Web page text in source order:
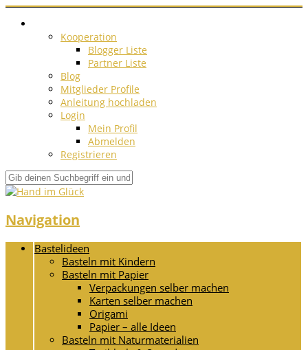
Kooperation
Blogger Liste
Partner Liste
Blog
Mitglieder Profile
Anleitung hochladen
Login
Mein Profil
Abmelden
Registrieren
Navigation
Bastelideen
Basteln mit Kindern
Basteln mit Papier
Verpackungen selber machen
Karten selber machen
Origami
Papier – alle Ideen
Basteln mit Naturmaterialien